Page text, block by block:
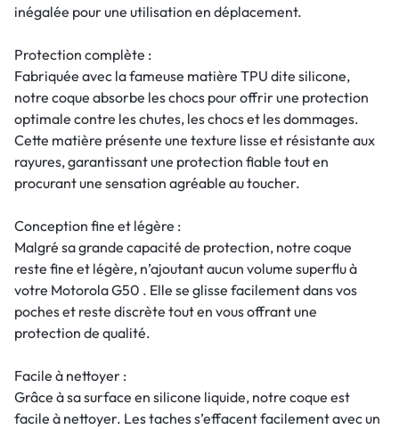
inégalée pour une utilisation en déplacement.
Protection complète :
Fabriquée avec la fameuse matière TPU dite silicone,
notre coque absorbe les chocs pour offrir une protection
optimale contre les chutes, les chocs et les dommages.
Cette matière présente une texture lisse et résistante aux
rayures, garantissant une protection fiable tout en
procurant une sensation agréable au toucher.
Conception fine et légère :
Malgré sa grande capacité de protection, notre coque
reste fine et légère, n’ajoutant aucun volume superflu à
votre Motorola G50 . Elle se glisse facilement dans vos
poches et reste discrète tout en vous offrant une
protection de qualité.
Facile à nettoyer :
Grâce à sa surface en silicone liquide, notre coque est
facile à nettoyer. Les taches s’effacent facilement avec un